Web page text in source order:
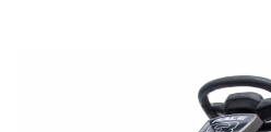
Masinute electrice Mercedes
Masinute electrice tip SUV